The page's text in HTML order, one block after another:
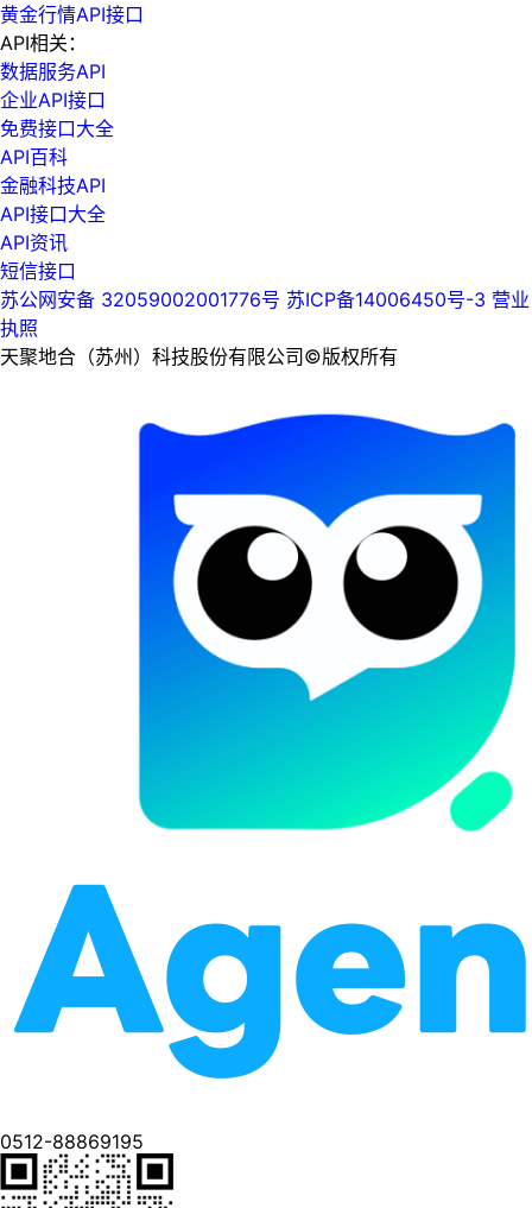
黄金行情API接口
API相关：
数据服务API
企业API接口
免费接口大全
API百科
金融科技API
API接口大全
API资讯
短信接口
苏公网安备 32059002001776号 苏ICP备14006450号-3 营业
执照
天聚地合（苏州）科技股份有限公司©版权所有
0512-88869195